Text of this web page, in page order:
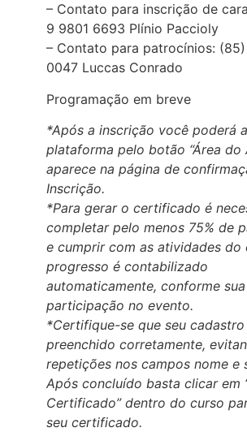
– Contato para inscrição de
9 9801 6693 Plínio Paccioly
– Contato para patrocínios:
0047 Luccas Conrado
Programação em breve
*Após a inscrição você poderá
plataforma pelo botão “Área do
aparece na página de
Inscrição.
*Para gerar o certificado é
completar pelo menos 75% de
e cumprir com as atividades do
progresso é contabilizado
automaticamente, conforme sua
participação no evento.
*Certifique-se que seu
preenchido corretamente,
repetições nos campos nome e
Após concluído basta clicar em
Certificado” dentro do curso
seu certificado.